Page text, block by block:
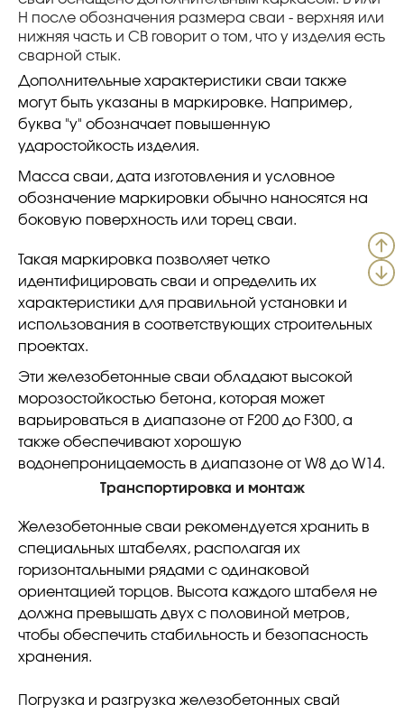
Н после обозначения размера сваи - верхняя или
нижняя часть и СВ говорит о том, что у изделия есть
сварной стык.
Дополнительные характеристики сваи также
могут быть указаны в маркировке. Например,
буква "у" обозначает повышенную
ударостойкость изделия.
Масса сваи, дата изготовления и условное
обозначение маркировки обычно наносятся на
боковую поверхность или торец сваи.
Такая маркировка позволяет четко
идентифицировать сваи и определить их
характеристики для правильной установки и
использования в соответствующих строительных
проектах.
Эти железобетонные сваи обладают высокой
морозостойкостью бетона, которая может
варьироваться в диапазоне от F200 до F300, а
также обеспечивают хорошую
водонепроницаемость в диапазоне от W8 до W14.
Транспортировка и монтаж
Железобетонные сваи рекомендуется хранить в
специальных штабелях, располагая их
горизонтальными рядами с одинаковой
ориентацией торцов. Высота каждого штабеля не
должна превышать двух с половиной метров,
чтобы обеспечить стабильность и безопасность
хранения.
Погрузка и разгрузка железобетонных свай